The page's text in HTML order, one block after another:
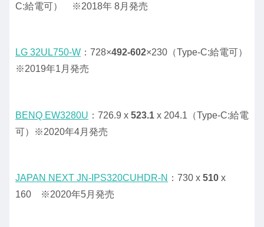
C:給電可） ※2018年 8月発売
LG 32UL750-W ：728×492-602×230（Type-C:給電可）
※2019年1月発売
BENQ EW3280U ：726.9 x 523.1 x 204.1（Type-C:給電
可）※2020年4月発売
JAPAN NEXT JN-IPS320CUHDR-N ：730 x 510 x
160 ※2020年5月発売